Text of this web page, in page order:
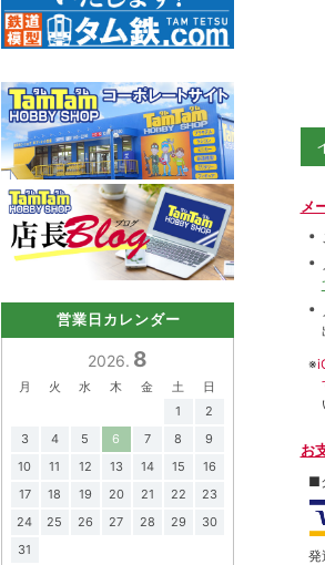
メ
※
お
■
発
営業日カレンダー
2026. 8
月 火 水 木 金 土
日
1
2
3
4 5 6 7 8
9
10
11 12 13 14 15
16
17
18 19 20 21 22
23
24
25 26 27 28 29
30
31